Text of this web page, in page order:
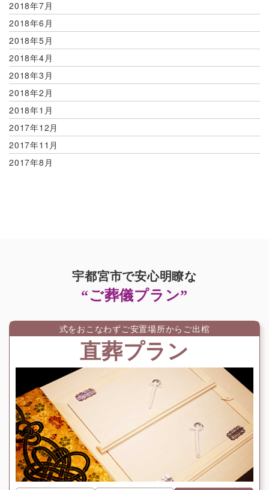
2018年7月
2018年6月
2018年5月
2018年4月
2018年3月
2018年2月
2018年1月
2017年12月
2017年11月
2017年8月
宇都宮市で安心明瞭な
“ご葬儀プラン”
式をおこなわずご安置場所からご出棺
直葬プラン